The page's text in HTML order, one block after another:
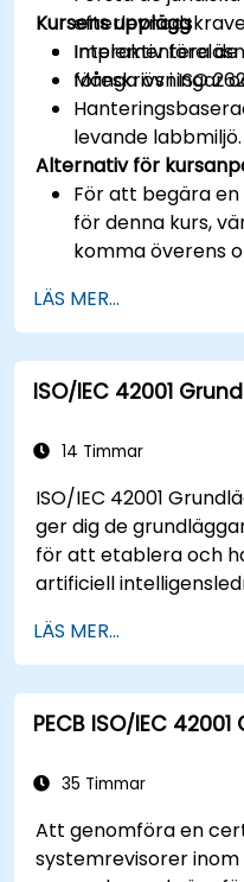
Implementera
föreskrivs i ISO
Kursens upplägg
Interaktiv
Många övningar
levande labbmiljö.
Alternativ för
För att begära
för denna kurs,
komma överens
LÄS MER...
ISO/IEC 42001
14 Timmar
ISO/IEC 42001
ger dig de
för att etablera och
artificiell
nödvändiga
grund för fortsatt
LÄS MER...
PECB ISO/IEC
35 Timmar
Att genomföra en
systemrevisorer inom